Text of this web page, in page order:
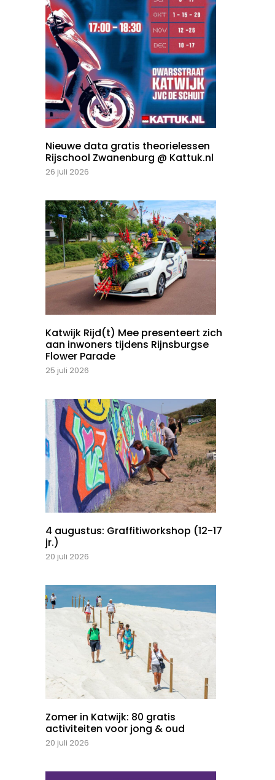
Nieuwe data gratis theorielessen
Rijschool Zwanenburg @ Kattuk.nl
26 juli 2026
Katwijk Rijd(t) Mee presenteert zich
aan inwoners tijdens Rijnsburgse
Flower Parade
25 juli 2026
4 augustus: Graffitiworkshop (12-17
jr.)
20 juli 2026
Zomer in Katwijk: 80 gratis
activiteiten voor jong & oud
20 juli 2026